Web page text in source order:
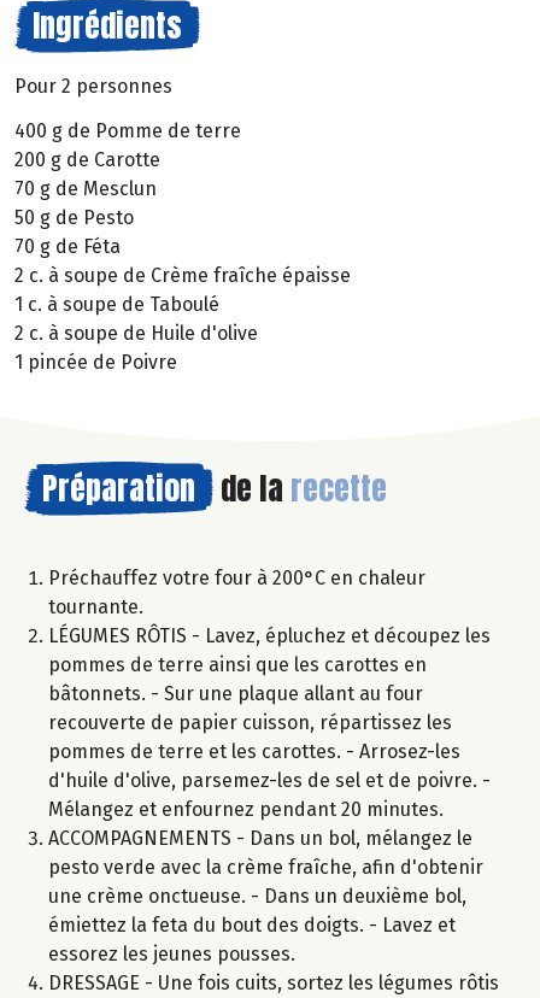
Ingrédients
Pour 2 personnes
400 g de Pomme de terre
200 g de Carotte
70 g de Mesclun
50 g de Pesto
70 g de Féta
2 c. à soupe de Crème fraîche épaisse
1 c. à soupe de Taboulé
2 c. à soupe de Huile d'olive
1 pincée de Poivre
Préparation de la recette
Préchauffez votre four à 200°C en chaleur
tournante.
LÉGUMES RÔTIS - Lavez, épluchez et découpez les
pommes de terre ainsi que les carottes en
bâtonnets. - Sur une plaque allant au four
recouverte de papier cuisson, répartissez les
pommes de terre et les carottes. - Arrosez-les
d'huile d'olive, parsemez-les de sel et de poivre. -
Mélangez et enfournez pendant 20 minutes.
ACCOMPAGNEMENTS - Dans un bol, mélangez le
pesto verde avec la crème fraîche, afin d'obtenir
une crème onctueuse. - Dans un deuxième bol,
émiettez la feta du bout des doigts. - Lavez et
essorez les jeunes pousses.
DRESSAGE - Une fois cuits, sortez les légumes rôtis